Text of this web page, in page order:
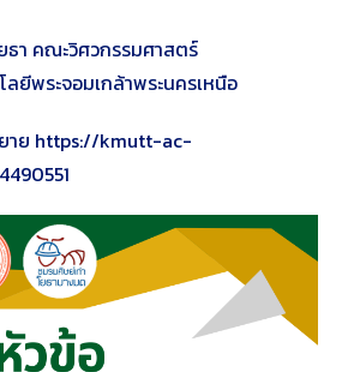
ธา คณะวิศวกรรมศาสตร์
ลยีพระจอมเกล้าพระนครเหนือ
ยาย https://kmutt-ac-